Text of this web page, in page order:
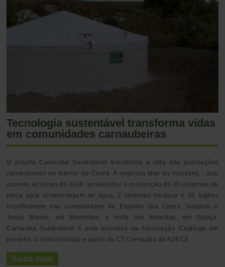
Tecnologia sustentável transforma vidas
em comunidades carnaubeiras
O projeto Carnaúba Sustentável transforma a vida das populações
carnaubeiras no interior do Ceará. A segunda fase da iniciativa, , que
ocorreu ao longo de 2019, possibilitou a construção de 20 cisternas de
placa para armazenagem de água, 2 sistemas bioágua e 35 fogões
ecoeficientes nas comunidades de Espinho dos Lopes, Salgado e
Junco Manso, em Morrinhos, e Volta dos Almeidas, em Granja.
Carnaúba Sustentável é uma iniciativa da Associação Caatinga em
parceria O Sindcarnaúba e apoio do CT Carnaúba da ADECE.
Saiba mais